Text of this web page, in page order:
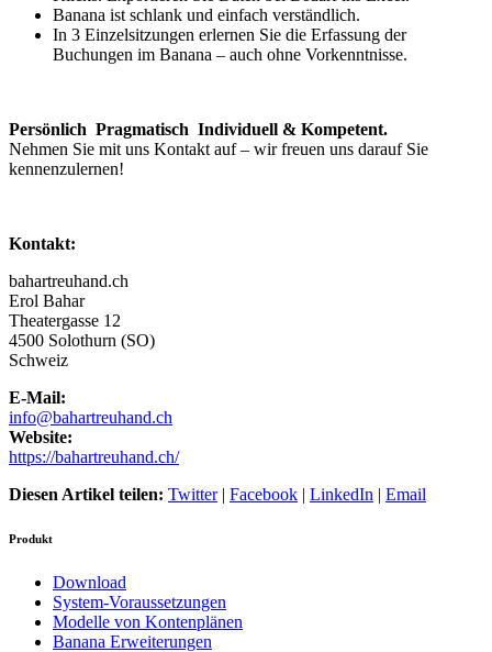
Banana ist schlank und einfach verständlich.
In 3 Einzelsitzungen erlernen Sie die Erfassung der
Buchungen im Banana – auch ohne Vorkenntnisse.
Persönlich Pragmatisch Individuell & Kompetent.
Nehmen Sie mit uns Kontakt auf – wir freuen uns darauf Sie
kennenzulernen!
Kontakt:
bahartreuhand.ch
Erol Bahar
Theatergasse 12
4500 Solothurn (SO)
Schweiz
E-Mail:
info@bahartreuhand.ch
Website:
https://bahartreuhand.ch/
Diesen Artikel teilen: Twitter| Facebook | LinkedIn | Email
Produkt
Download
System-Voraussetzungen
Modelle von Kontenplänen
Banana Erweiterungen